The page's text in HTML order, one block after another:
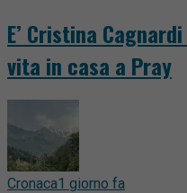
E’ Cristina
vita in casa a Pray
Cronaca1 giorno fa